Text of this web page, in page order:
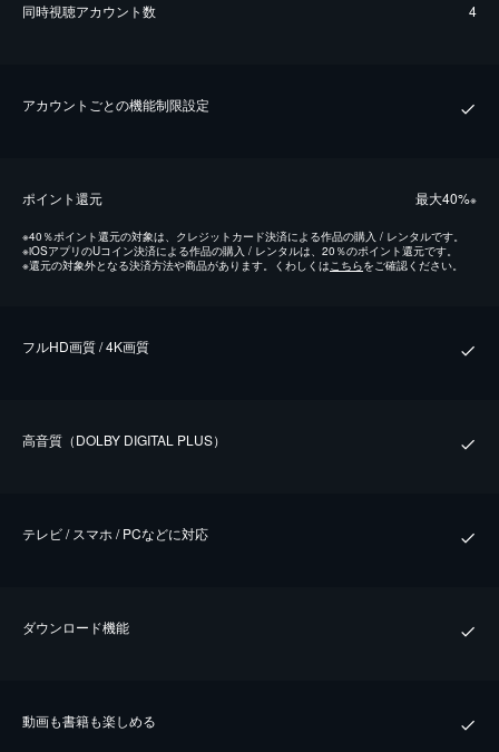
同時視聴アカウント数 4
アカウントごとの機能制限設定
ポイント還元 最⼤40%※
※40％ポイント還元の対象は、クレジットカード決済による作品の購入 / レンタルです。
※iOSアプリのUコイン決済による作品の購入 / レンタルは、20％のポイント還元です。
※還元の対象外となる決済方法や商品があります。くわしくはこちらをご確認ください。
フルHD画質 / 4K画質
⾼⾳質（DOLBY DIGITAL PLUS）
テレビ / スマホ / PCなどに対応
ダウンロード機能
動画も書籍も楽しめる